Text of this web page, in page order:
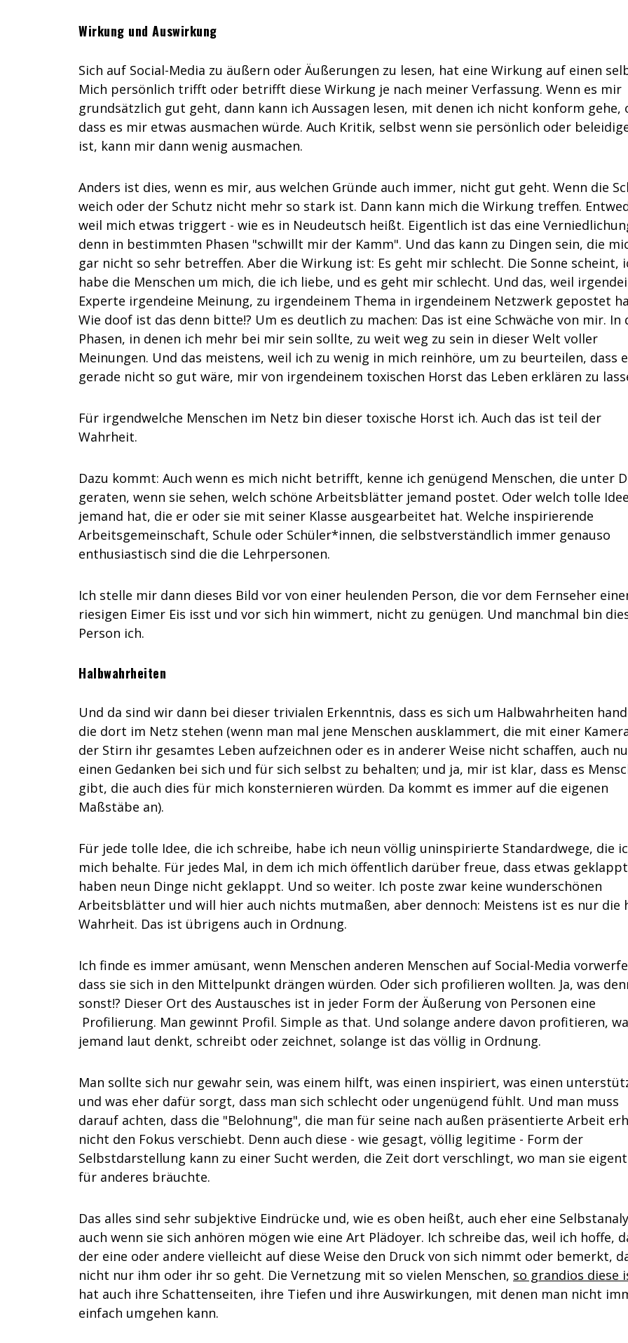
Wirkung und Auswirkung
Sich auf Social-Media zu äußern oder Äußerungen zu lesen, hat eine Wirkung auf einen
Mich persönlich trifft oder betrifft diese Wirkung je nach meiner Verfassung. Wenn es mir
grundsätzlich gut geht, dann kann ich Aussagen lesen, mit denen ich nicht konform gehe,
dass es mir etwas ausmachen würde. Auch Kritik, selbst wenn sie persönlich oder
ist, kann mir dann wenig ausmachen.
Anders ist dies, wenn es mir, aus welchen Gründe auch immer, nicht gut geht. Wenn die
weich oder der Schutz nicht mehr so stark ist. Dann kann mich die Wirkung treffen.
weil mich etwas triggert - wie es in Neudeutsch heißt. Eigentlich ist das eine
denn in bestimmten Phasen "schwillt mir der Kamm". Und das kann zu Dingen sein, die
gar nicht so sehr betreffen. Aber die Wirkung ist: Es geht mir schlecht. Die Sonne scheint,
habe die Menschen um mich, die ich liebe, und es geht mir schlecht. Und das, weil
Experte irgendeine Meinung, zu irgendeinem Thema in irgendeinem Netzwerk gepostet
Wie doof ist das denn bitte!? Um es deutlich zu machen: Das ist eine Schwäche von mir. In
Phasen, in denen ich mehr bei mir sein sollte, zu weit weg zu sein in dieser Welt voller
Meinungen. Und das meistens, weil ich zu wenig in mich reinhöre, um zu beurteilen, dass
gerade nicht so gut wäre, mir von irgendeinem toxischen Horst das Leben erklären zu
Für irgendwelche Menschen im Netz bin dieser toxische Horst ich. Auch das ist teil der
Wahrheit.
Dazu kommt: Auch wenn es mich nicht betrifft, kenne ich genügend Menschen, die unter
geraten, wenn sie sehen, welch schöne Arbeitsblätter jemand postet. Oder welch tolle Idee
jemand hat, die er oder sie mit seiner Klasse ausgearbeitet hat. Welche inspirierende
Arbeitsgemeinschaft, Schule oder Schüler*innen, die selbstverständlich immer genauso
enthusiastisch sind die die Lehrpersonen.
Ich stelle mir dann dieses Bild vor von einer heulenden Person, die vor dem Fernseher
riesigen Eimer Eis isst und vor sich hin wimmert, nicht zu genügen. Und manchmal bin
Person ich.
Halbwahrheiten
Und da sind wir dann bei dieser trivialen Erkenntnis, dass es sich um Halbwahrheiten
die dort im Netz stehen (wenn man mal jene Menschen ausklammert, die mit einer
der Stirn ihr gesamtes Leben aufzeichnen oder es in anderer Weise nicht schaffen, auch
einen Gedanken bei sich und für sich selbst zu behalten; und ja, mir ist klar, dass es
gibt, die auch dies für mich konsternieren würden. Da kommt es immer auf die eigenen
Maßstäbe an).
Für jede tolle Idee, die ich schreibe, habe ich neun völlig uninspirierte Standardwege, die
mich behalte. Für jedes Mal, in dem ich mich öffentlich darüber freue, dass etwas
haben neun Dinge nicht geklappt. Und so weiter. Ich poste zwar keine wunderschönen
Arbeitsblätter und will hier auch nichts mutmaßen, aber dennoch: Meistens ist es nur die
Wahrheit. Das ist übrigens auch in Ordnung.
Ich finde es immer amüsant, wenn Menschen anderen Menschen auf Social-Media
dass sie sich in den Mittelpunkt drängen würden. Oder sich profilieren wollten. Ja, was
sonst!? Dieser Ort des Austausches ist in jeder Form der Äußerung von Personen eine
Profilierung. Man gewinnt Profil. Simple as that. Und solange andere davon profitieren,
jemand laut denkt, schreibt oder zeichnet, solange ist das völlig in Ordnung.
Man sollte sich nur gewahr sein, was einem hilft, was einen inspiriert, was einen
und was eher dafür sorgt, dass man sich schlecht oder ungenügend fühlt. Und man muss
darauf achten, dass die "Belohnung", die man für seine nach außen präsentierte Arbeit
nicht den Fokus verschiebt. Denn auch diese - wie gesagt, völlig legitime - Form der
Selbstdarstellung kann zu einer Sucht werden, die Zeit dort verschlingt, wo man sie
für anderes bräuchte.
Das alles sind sehr subjektive Eindrücke und, wie es oben heißt, auch eher eine
auch wenn sie sich anhören mögen wie eine Art Plädoyer. Ich schreibe das, weil ich hoffe,
der eine oder andere vielleicht auf diese Weise den Druck von sich nimmt oder bemerkt,
nicht nur ihm oder ihr so geht. Die Vernetzung mit so vielen Menschen, so grandios diese
hat auch ihre Schattenseiten, ihre Tiefen und ihre Auswirkungen, mit denen man nicht
einfach umgehen kann.